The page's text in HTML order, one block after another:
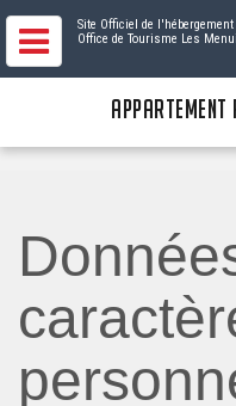
Site Officiel de l'hébergement
Office de Tourisme Les